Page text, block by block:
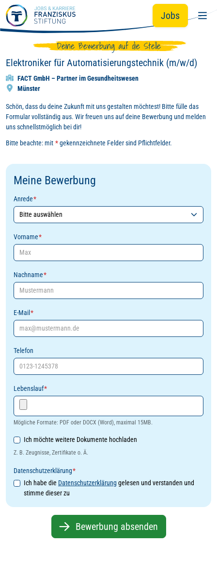
Zum Hauptinhalt springen Jobs
Deine Bewerbung auf die Stelle
Elektroniker für Automatisierungstechnik (m/w/d)
FACT GmbH – Partner im Gesundheitswesen
Münster
Schön, dass du deine Zukunft mit uns gestalten möchtest! Bitte fülle das
Formular vollständig aus. Wir freuen uns auf deine Bewerbung und melden
uns schnellstmöglich bei dir!
Bitte beachte: mit *gekennzeichnete Felder sind Pflichtfelder.
Meine Bewerbung
Anrede*
Vorname*
Nachname*
E-Mail *
Telefon
Lebenslauf*
Mögliche Formate: PDF oder DOCX (Word), maximal 15MB.
Weitere Dokumente
Ich möchte weitere Dokumente hochladen
Z. B. Zeugnisse, Zertifikate o. Ä.
Datenschutzerklärung*
Ich habe die Datenschutzerklärung gelesen und verstanden und
stimme dieser zu
Bewerbung absenden